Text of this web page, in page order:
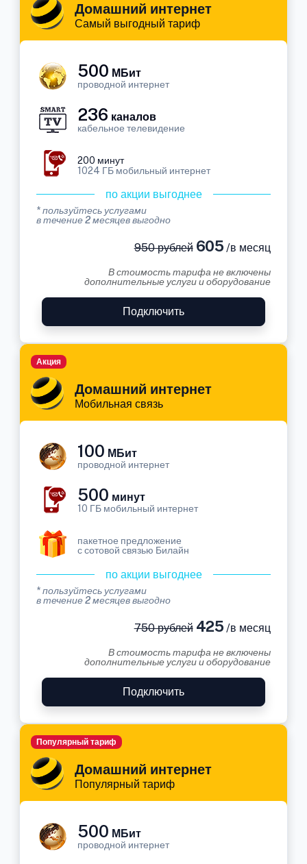
Домашний интернет
Самый выгодный тариф
500 МБит
проводной интернет
236 каналов
кабельное телевидение
200 минут
1024 ГБ мобильный интернет
по акции выгоднее
* пользуйтесь услугами
в течение 2 месяцев выгодно
950 рублей605 /в месяц
В стоимость тарифа не включены
дополнительные услуги и оборудование
Подключить
Домашний интернет
Мобильная связь
Акция
100 МБит
проводной интернет
500 минут
10 ГБ мобильный интернет
пакетное предложение
с сотовой связью Билайн
по акции выгоднее
* пользуйтесь услугами
в течение 2 месяцев выгодно
750 рублей425 /в месяц
В стоимость тарифа не включены
дополнительные услуги и оборудование
Подключить
Домашний интернет
Популярный тариф
Популярный тариф
500 МБит
проводной интернет